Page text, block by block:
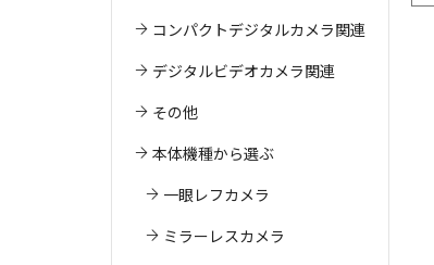
コンパクトデジタルカメラ関連
デジタルビデオカメラ関連
その他
本体機種から選ぶ
一眼レフカメラ
ミラーレスカメラ